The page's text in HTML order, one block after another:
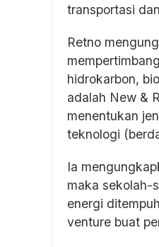
transportasi
Retno
hidrokarbon,
adalah New &
menentukan
teknologi
Ia
maka sekolah-
energi
venture buat